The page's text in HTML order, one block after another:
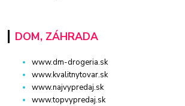
DOM, ZÁHRADA
www.dm-drogeria.sk
www.kvalitnytovar.sk
www.najvypredaj.sk
www.topvypredaj.sk